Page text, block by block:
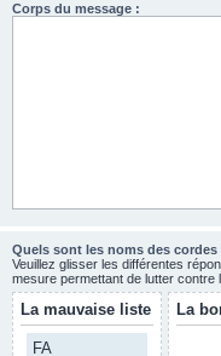
Corps du message :
Quels sont les noms des cordes
Veuillez glisser les différentes
mesure permettant de lutter contre
La mauvaise liste
FA
La